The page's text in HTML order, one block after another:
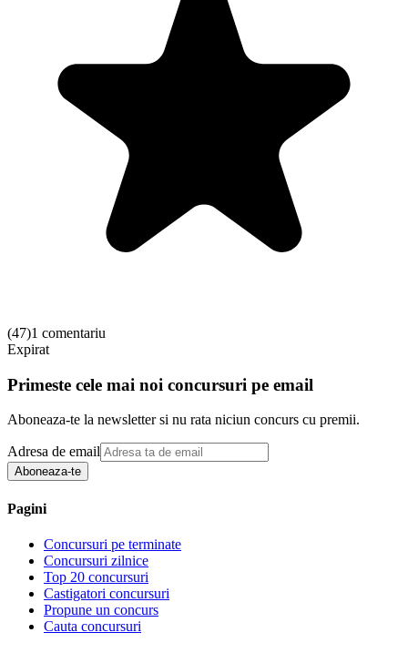
(47)1 comentariu
Expirat
Primeste cele mai noi concursuri pe email
Aboneaza-te la newsletter si nu rata niciun concurs cu premii.
Adresa de email
Aboneaza-te
Pagini
Concursuri pe terminate
Concursuri zilnice
Top 20 concursuri
Castigatori concursuri
Propune un concurs
Cauta concursuri